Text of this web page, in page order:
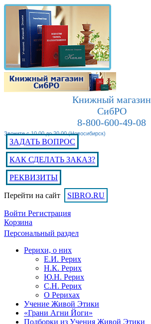
Книжный магазин
СибРО
8-800-600-49-08
Звоните с 10.00 до 20.00 (Новосибирск)
ЗАДАТЬ ВОПРОС
КАК СДЕЛАТЬ ЗАКАЗ?
РЕКВИЗИТЫ
Перейти на сайт SIBRO.RU
Войти Регистрация
Корзина
Персональный раздел
Рерихи, о них
Е.И. Рерих
Н.К. Рерих
Ю.Н. Рерих
С.Н. Рерих
О Рерихах
Учение Живой Этики
«Грани Агни Йоги»
Подборки из Учения Живой Этики